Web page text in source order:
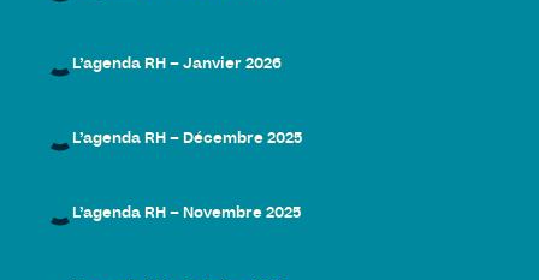
L’agenda RH – Janvier 2026
L’agenda RH – Décembre 2025
L’agenda RH – Novembre 2025